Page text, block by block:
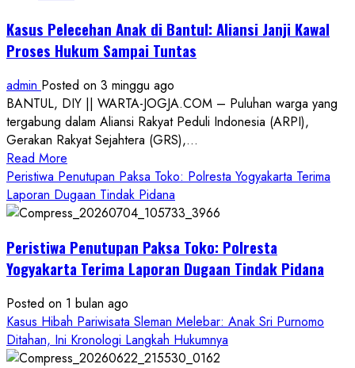
Kasus Pelecehan Anak di Bantul: Aliansi Janji Kawal
Proses Hukum Sampai Tuntas
admin Posted on 3 minggu ago
BANTUL, DIY || WARTA-JOGJA.COM – Puluhan warga yang
tergabung dalam Aliansi Rakyat Peduli Indonesia (ARPI),
Gerakan Rakyat Sejahtera (GRS),...
Read More
more
about
Kasus
Anak
di
Aliansi
Janji
Kawal
Proses
Peristiwa Penutupan Paksa Toko: Polresta Yogyakarta Terima
Laporan Dugaan Tindak Pidana
Peristiwa Penutupan Paksa Toko: Polresta
Yogyakarta Terima Laporan Dugaan Tindak Pidana
Posted on 1 bulan ago
Kasus Hibah Pariwisata Sleman Melebar: Anak Sri Purnomo
Ditahan, Ini Kronologi Langkah Hukumnya